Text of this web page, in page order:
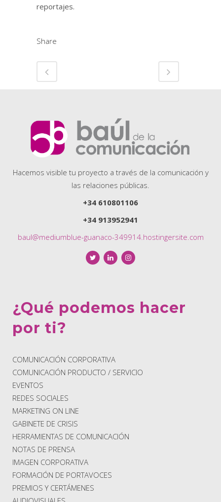
reportajes.
Share
Hacemos visible tu proyecto a través de la comunicación y
las relaciones públicas.
+34 610801106
+34 913952941
baul@mediumblue-guanaco-349914.hostingersite.com
¿Qué podemos hacer
por ti?
COMUNICACIÓN CORPORATIVA
COMUNICACIÓN PRODUCTO / SERVICIO
EVENTOS
REDES SOCIALES
MARKETING ON LINE
GABINETE DE CRISIS
HERRAMIENTAS DE COMUNICACIÓN
NOTAS DE PRENSA
IMAGEN CORPORATIVA
FORMACIÓN DE PORTAVOCES
PREMIOS Y CERTÁMENES